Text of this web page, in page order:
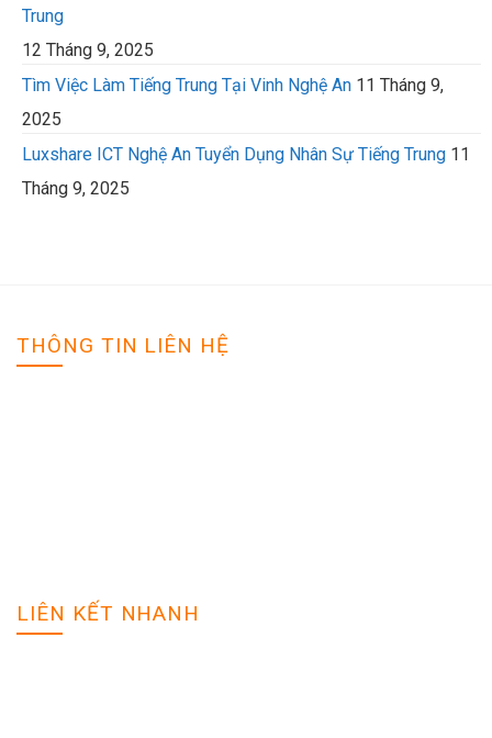
Trung
12 Tháng 9, 2025
Tìm Việc Làm Tiếng Trung Tại Vinh Nghệ An 11 Tháng 9,
2025
Luxshare ICT Nghệ An Tuyển Dụng Nhân Sự Tiếng Trung 11
Tháng 9, 2025
THÔNG TIN LIÊN HỆ
LIÊN KẾT NHANH